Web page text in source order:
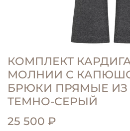
КОМПЛЕКТ
МОЛНИИ С
БРЮКИ ПРЯМЫЕ
ТЕМНО-СЕРЫЙ
25 500 ₽